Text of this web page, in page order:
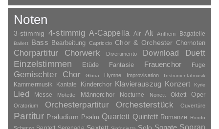
Noten
3-stimmig 4-stimmig A-Cappella Air Alt Anthem Bagatelle
Ballett Bass Bearbeitung Capriccio Chor & Orchester Chornoten
Chorpartitur Chorwerk Divertimento Download
Duett
Einzelstimmen
Etüde Fantasie Frauenchor Fuge
Gemischter Chor Gloria Hymne Improvisation Instrumentalmusik
Kammermusik Kantate Kinderchor Klavierauszug Konzert Kyrie
Lied Messe Motette Männerchor Nocturne Nonett Oktett Oper
Oratorium Orchesterpartitur Orchesterstück Ouvertüre
Partitur Präludium Psalm Quartett Quintett Romanze Rondo
Sonate Sopran